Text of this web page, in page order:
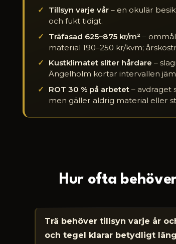
Tillsyn varje vår – en okulär
och fukt tidigt.
Träfasad 625–875 kr/m² –
material 190–250 kr/kvm;
Kustklimatet sliter hårdare –
Ängelholm kortar intervallen
ROT 30 % på arbetet – avdraget
men gäller aldrig material eller
Hur ofta
Trä behöver tillsyn varje år
och tegel klarar betydligt